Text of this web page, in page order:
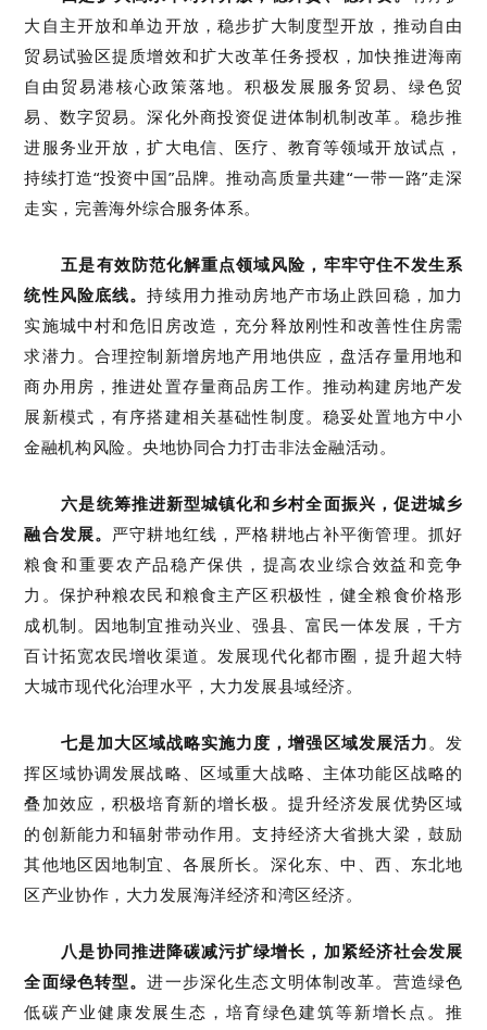
大自主开放和单边开放，稳步扩大制度型开放，推动自由
贸易试验区提质增效和扩大改革任务授权，加快推进海南
自由贸易港核心政策落地。积极发展服务贸易、绿色贸
易、数字贸易。深化外商投资促进体制机制改革。稳步推
进服务业开放，扩大电信、医疗、教育等领域开放试点，
持续打造“投资中国”品牌。推动高质量共建“一带一路”走深
走实，完善海外综合服务体系。
五是有效防范化解重点领域风险，牢牢守住不发生系
统性风险底线。持续用力推动房地产市场止跌回稳，加力
实施城中村和危旧房改造，充分释放刚性和改善性住房需
求潜力。合理控制新增房地产用地供应，盘活存量用地和
商办用房，推进处置存量商品房工作。推动构建房地产发
展新模式，有序搭建相关基础性制度。稳妥处置地方中小
金融机构风险。央地协同合力打击非法金融活动。
六是统筹推进新型城镇化和乡村全面振兴，促进城乡
融合发展。 严守耕地红线，严格耕地占补平衡管理。抓好
粮食和重要农产品稳产保供，提高农业综合效益和竞争
力。保护种粮农民和粮食主产区积极性，健全粮食价格形
成机制。因地制宜推动兴业、强县、富民一体发展，千方
百计拓宽农民增收渠道。发展现代化都市圈，提升超大特
大城市现代化治理水平，大力发展县域经济。
七是加大区域战略实施力度，增强区域发展活力。发
挥区域协调发展战略、区域重大战略、主体功能区战略的
叠加效应，积极培育新的增长极。提升经济发展优势区域
的创新能力和辐射带动作用。支持经济大省挑大梁，鼓励
其他地区因地制宜、各展所长。深化东、中、西、东北地
区产业协作，大力发展海洋经济和湾区经济。
八是协同推进降碳减污扩绿增长，加紧经济社会发展
全面绿色转型。进一步深化生态文明体制改革。营造绿色
低碳产业健康发展生态，培育绿色建筑等新增长点。推